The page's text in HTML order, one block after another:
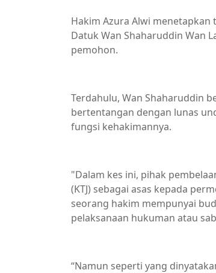
Hakim Azura Alwi menetapkan
Datuk Wan Shaharuddin Wan
pemohon.
Terdahulu, Wan Shaharuddin
bertentangan dengan lunas
fungsi kehakimannya.
"Dalam kes ini, pihak
(KTJ) sebagai asas kepada
seorang hakim mempunyai
pelaksanaan hukuman atau
“Namun seperti yang